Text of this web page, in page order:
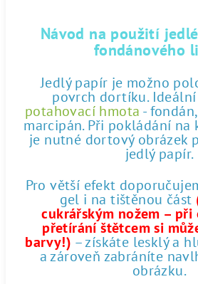
Návod na použití
fondánového
Jedlý papír je možno
povrch dortíku.
potahovací hmota -
marcipán. Při pokládání na
je nutné dortový obrázek
jedlý papír.
Pro větší efekt
gel i na tištěnou část
cukrářským nožem – při
přetírání štětcem si
barvy!) – získáte lesklý a
a zároveň zabráníte
obrázku.